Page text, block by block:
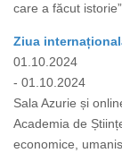
care a făcut
Ziua
01.10.2024
- 01.10.2024
Sala Azurie și
Academia de
economice,